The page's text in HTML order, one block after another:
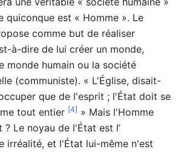
quiconque est « Homme ». Le
comme but de réaliser
à-dire de lui créer un monde,
monde humain ou la société
(communiste). « L'Église, disait-
que de l'esprit ; l'État doit se
tout entier [4] » Mais l'Homme
Le noyau de l'État est l’
irréalité, et l'État lui-même n'est